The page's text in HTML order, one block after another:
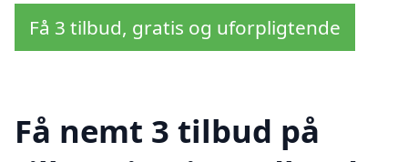
Få 3 tilbud, gratis og uforpligtende
Få nemt 3 tilbud på